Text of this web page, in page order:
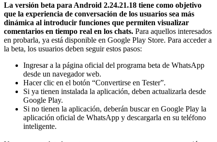
La versión beta para Android 2.24.21.18 tiene como objetivo
que la experiencia de conversación de los usuarios sea más
dinámica al introducir funciones que permiten visualizar
comentarios en tiempo real en los chats. Para aquellos interesados
en probarla, ya está disponible en Google Play Store. Para acceder a
la beta, los usuarios deben seguir estos pasos:
Ingresar a la página oficial del programa beta de WhatsApp
desde un navegador web.
Hacer clic en el botón “Convertirse en Tester”.
Si ya tienen instalada la aplicación, deben actualizarla desde
Google Play.
Si no tienen la aplicación, deberán buscar en Google Play la
aplicación oficial de WhatsApp y descargarla en su teléfono
inteligente.